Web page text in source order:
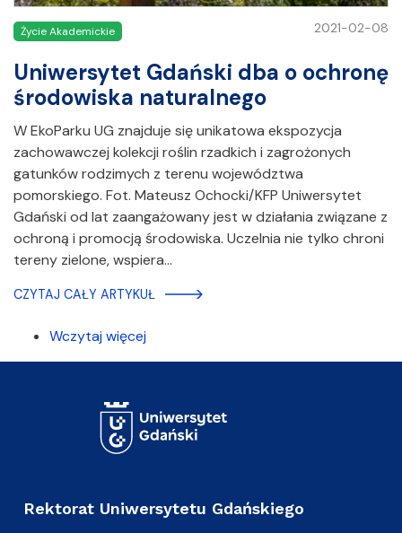
Życie Akademickie 2021-02-08
Uniwersytet Gdański dba o ochronę
środowiska naturalnego
W EkoParku UG znajduje się unikatowa ekspozycja
zachowawczej kolekcji roślin rzadkich i zagrożonych
gatunków rodzimych z terenu województwa
pomorskiego. Fot. Mateusz Ochocki/KFP Uniwersytet
Gdański od lat zaangażowany jest w działania związane z
ochroną i promocją środowiska. Uczelnia nie tylko chroni
tereny zielone, wspiera…
CZYTAJ CAŁY ARTYKUŁ
Wczytaj więcej
Rektorat Uniwersytetu Gdańskiego